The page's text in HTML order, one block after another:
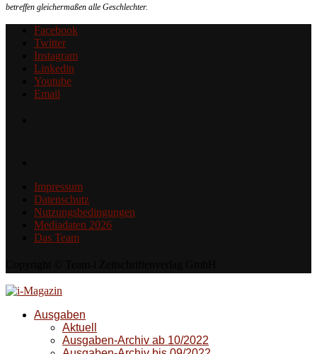
betreffen gleichermaßen alle Geschlechter.
Facebook
Twitter
Instagram
Linkedin
Youtube
Email
Impressum
Datenschutz
Nutzungsbedingungen
Mediadaten 2026
Das Team
Ausgaben
Aktuell
Ausgaben-Archiv ab 10/2022